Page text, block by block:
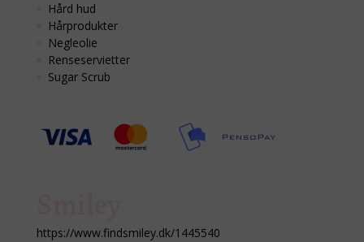
Hård hud
Hårprodukter
Negleolie
Renseservietter
Sugar Scrub
https://www.findsmiley.dk/1445540